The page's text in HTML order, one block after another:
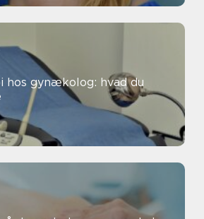
hos gynækolog: hvad du